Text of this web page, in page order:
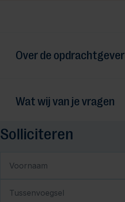
Over de opdrachtgever
Wat wij van je vragen
Solliciteren
Voornaam
Tussenvoegsel